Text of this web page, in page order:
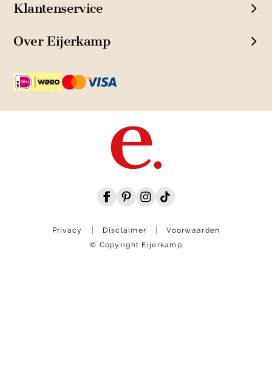
Klantenservice
Over Eijerkamp
Privacy Disclaimer
Voorwaarden
© Copyright Eijerkamp